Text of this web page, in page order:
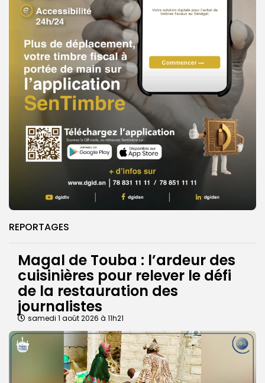
REPORTAGES
Magal de Touba : l’ardeur des
cuisinières pour relever le défi
de la restauration des
journalistes
samedi 1 août 2026 à 11h21